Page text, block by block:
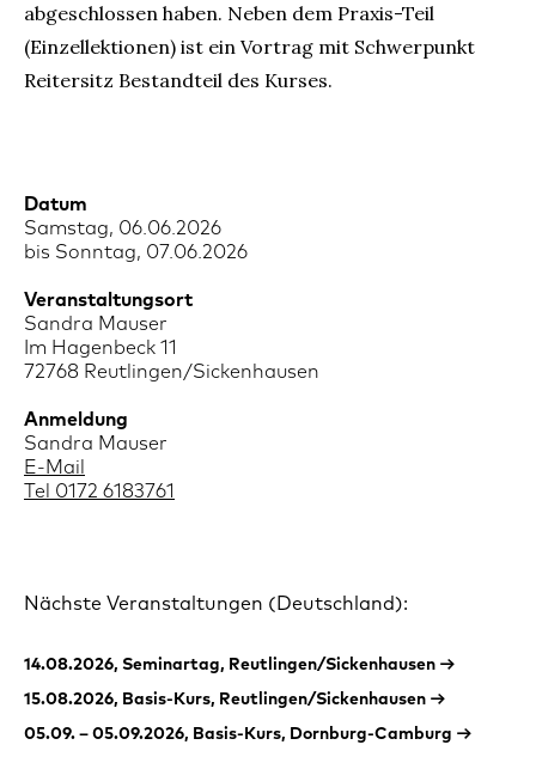
abgeschlossen haben. Neben dem Praxis-Teil
(Einzellektionen) ist ein Vortrag mit Schwerpunkt
Reitersitz Bestandteil des Kurses.
Datum
Samstag, 06.06.2026
bis Sonntag, 07.06.2026
Veranstaltungsort
Sandra Mauser
Im Hagenbeck 11
72768 Reutlingen/Sickenhausen
Anmeldung
Sandra Mauser
E-Mail
Tel 0172 6183761
Nächste Veranstaltungen (Deutschland):
14.08.2026, Seminartag, Reutlingen/Sickenhausen →
15.08.2026, Basis-Kurs, Reutlingen/Sickenhausen →
05.09. – 05.09.2026, Basis-Kurs, Dornburg-Camburg →